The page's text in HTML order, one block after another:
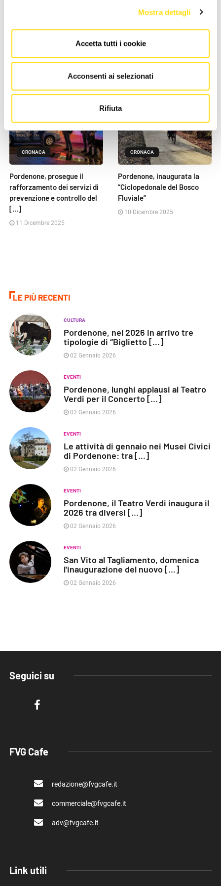
Mostra dettagli
Accetta tutti i cookie
Acconsenti ai selezionati
Rifiuta
antidroga in centro città
Pordenone, lavori su via
Molinari: senso unico
CRONACA
Pordenone, prosegue il
rafforzamento dei servizi di
prevenzione e controllo del
[...]
11 Dicembre 2025
CRONACA
Pordenone, inaugurata la
“Ciclopedonale del Bosco
Fluviale”
10 Dicembre 2025
LE PIÙ RECENTI
CULTURA
Pordenone, nel 2026 in arrivo tre
tipologie di “Biglietto [...]
02 Gennaio 2026
EVENTI
Pordenone, lunghi applausi al Teatro
Verdi per il Concerto [...]
02 Gennaio 2026
EVENTI
Le attività di gennaio nei Musei Civici
di Pordenone: tra [...]
02 Gennaio 2026
EVENTI
Pordenone, il Teatro Verdi inaugura il
2026 tra diversi [...]
02 Gennaio 2026
EVENTI
San Vito al Tagliamento, domenica
l'inaugurazione del nuovo [...]
02 Gennaio 2026
Seguici su
FVG Cafe
redazione@fvgcafe.it
commerciale@fvgcafe.it
adv@fvgcafe.it
Link utili